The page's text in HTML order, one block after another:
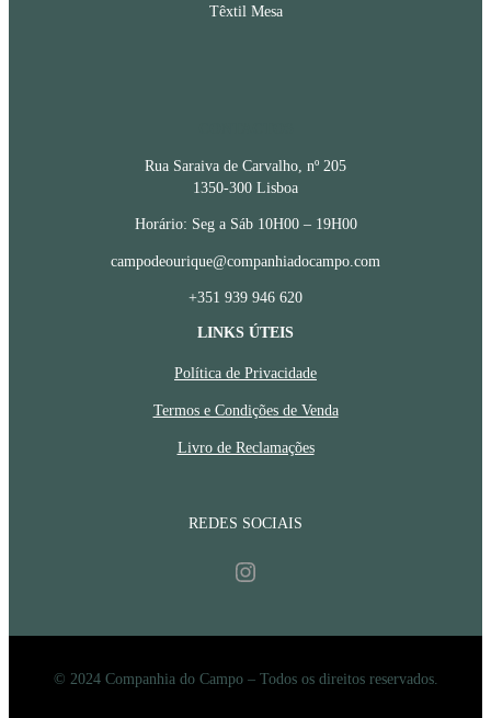
Têxtil Mesa
LINKS ÚTEIS
Política de Privacidade
Termos e Condições de Venda
Livro de Reclamações
REDES SOCIAIS
Instagram
Rua Saraiva de Carvalho, nº 205
1350-300 Lisboa
Horário: Seg a Sáb 10H00 – 19H00
campodeourique@companhiadocampo.com
+351 939 946 620
© 2024 Companhia do Campo – Todos os direitos reservados.